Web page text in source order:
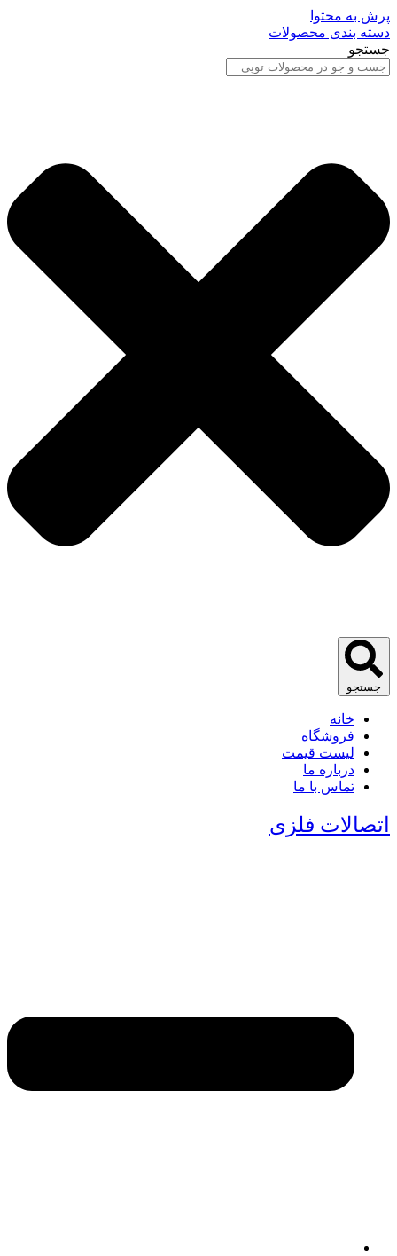
پرش به محتوا
دسته بندی محصولات
جستجو
جستجو
خانه
فروشگاه
لیست قیمت
درباره ما
تماس با ما
اتصالات فلزی